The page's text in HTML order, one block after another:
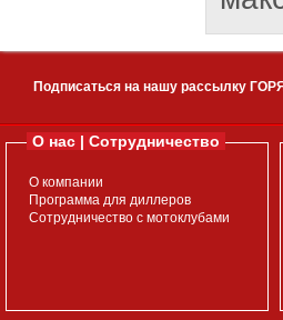
Подписаться на нашу рассылку
О нас | Сотрудничество
О компании
Программа для диллеров
Сотрудничество с мотоклубами